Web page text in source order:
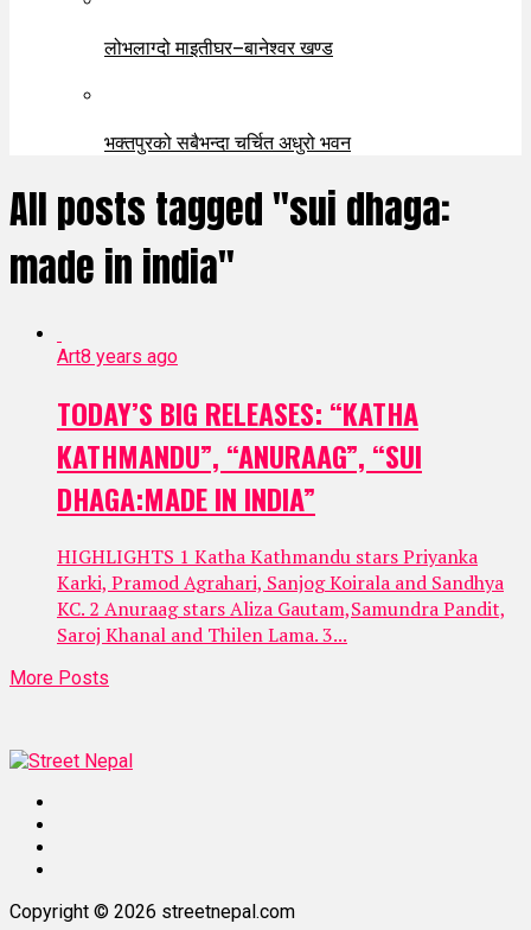
लोभलाग्दो माइतीघर–बानेश्वर खण्ड
भक्तपुरको सबैभन्दा चर्चित अधुरो भवन
All posts tagged "sui dhaga:
made in india"
Art8 years ago
TODAY’S BIG RELEASES: “KATHA
KATHMANDU”, “ANURAAG”, “SUI
DHAGA:MADE IN INDIA”
HIGHLIGHTS 1 Katha Kathmandu stars Priyanka
Karki, Pramod Agrahari, Sanjog Koirala and Sandhya
KC. 2 Anuraag stars Aliza Gautam,Samundra Pandit,
Saroj Khanal and Thilen Lama. 3...
More Posts
Copyright © 2026 streetnepal.com